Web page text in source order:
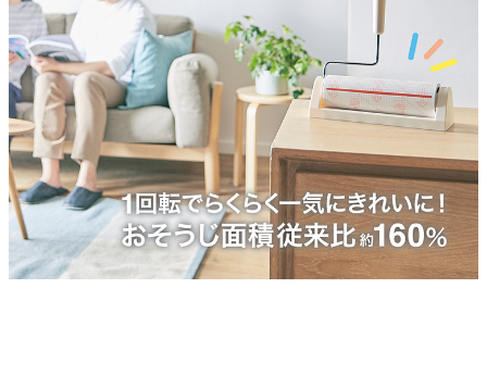
コロコロヒストリー 数字で知るコロコロ
カーペット用 畳用
衣類用 クルマ用
ファブリック用 タッチパネル用
シリーズから選ぶ
一人暮らしのお家で
小さなお子様の
いるお家で
コロコロナビ一覧
コロコロQ&A コロコロ診断